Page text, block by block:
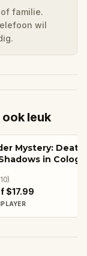
familie.
wil
ook leuk
Mystery: Death
in
10)
$17.99